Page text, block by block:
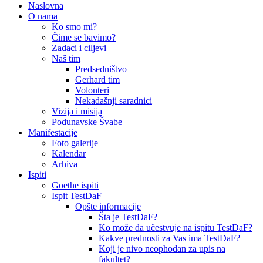
Naslovna
O nama
Ko smo mi?
Čime se bavimo?
Zadaci i ciljevi
Naš tim
Predsedništvo
Gerhard tim
Volonteri
Nekadašnji saradnici
Vizija i misija
Podunavske Švabe
Manifestacije
Foto galerije
Kalendar
Arhiva
Ispiti
Goethe ispiti
Ispit TestDaF
Opšte informacije
Šta je TestDaF?
Ko može da učestvuje na ispitu TestDaF?
Kakve prednosti za Vas ima TestDaF?
Koji je nivo neophodan za upis na
fakultet?